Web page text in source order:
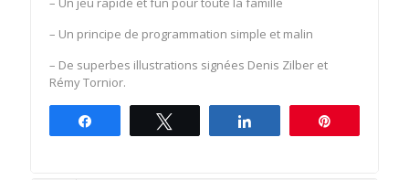
– Un principe de programmation simple et malin
– De superbes illustrations signées Denis Zilber et
Rémy Tornior.